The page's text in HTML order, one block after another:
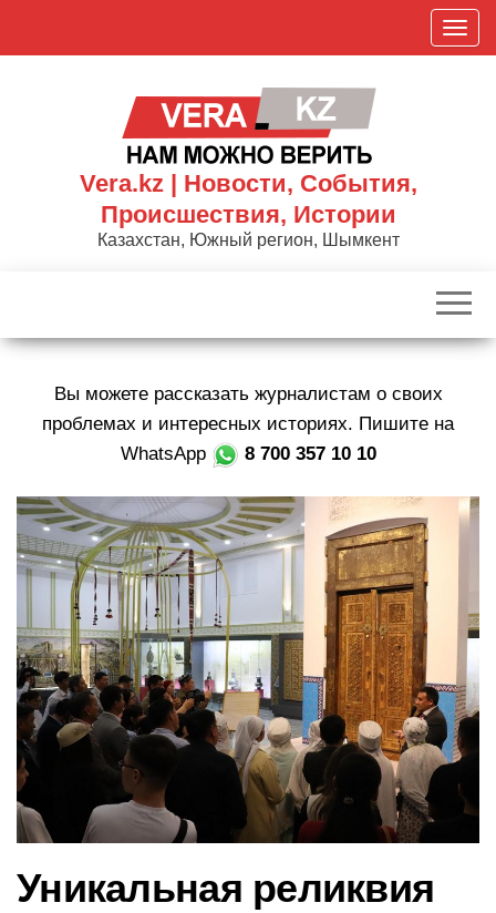
П
о
к
р
в
Vera.kz | Новости, События,
Происшествия, Истории
Казахстан, Южный регион, Шымкент
Вы можете рассказать журналистам о своих
проблемах и интересных историях. Пишите на
WhatsApp
8 700 357 10 10
Уникальная реликвия